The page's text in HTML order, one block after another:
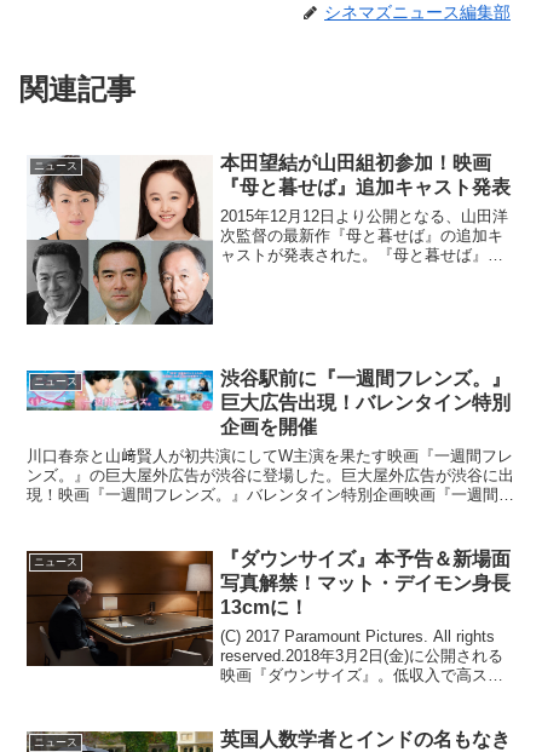
シネマズニュース編集部
関連記事
ニュース
本田望結が山田組初参加！映画
『母と暮せば』追加キャスト発表
2015年12月12日より公開となる、山田洋
次監督の最新作『母と暮せば』の追加キ
ャストが発表された。『母と暮せば』
ニュース
渋谷駅前に『一週間フレンズ。』
巨大広告出現！バレンタイン特別
企画を開催
川口春奈と山﨑賢人が初共演にしてW主演を果たす映画『一週間フレ
ンズ。』の巨大屋外広告が渋谷に登場した。巨大屋外広告が渋谷に出
現！映画『一週間フレンズ。』バレンタイン特別企画映画『一週間フ
ニュース
『ダウンサイズ』本予告＆新場面
写真解禁！マット・デイモン身長
13cmに！
(C) 2017 Paramount Pictures. All rights
reserved.2018年3月2日(金)に公開される
映画『ダウンサイズ』。低収入で高スト
ニュース
英国人数学者とインドの名もなき